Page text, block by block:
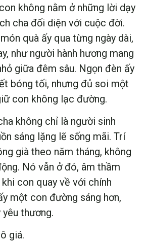
không nằm ở những lời dạy
cha đối diện với cuộc đời.
quà ấy qua từng ngày dài,
như người hành hương mang
giữa đêm sâu. Ngọn đèn ấy
bóng tối, nhưng đủ soi một
con không lạc đường.
không chỉ là người sinh
sáng lặng lẽ sống mãi. Trí
già theo năm tháng, không
Nó vẫn ở đó, âm thầm
con quay về với chính
một con đường sáng hơn,
yêu thương.
giá.